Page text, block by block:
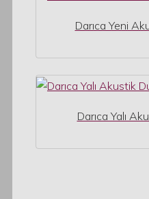
Darıca Yeni
Darıca Yalı